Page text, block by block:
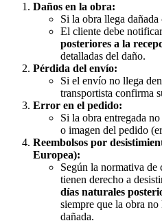
Daños en la obra:
Si la obra llega
El cliente debe
posteriores a la
detalladas del daño.
Pérdida del envío:
Si el envío no llega
transportista confirma
Error en el pedido:
Si la obra entregada
o imagen del pedido
Reembolsos por
Europea):
Según la normativa de
tienen derecho a
días naturales
siempre que la obra
dañada.